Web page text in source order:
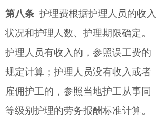
第八条 护理费根据护理人员的收入
状况和护理人数、护理期限确定。
护理人员有收入的，参照误工费的
规定计算；护理人员没有收入或者
雇佣护工的，参照当地护工从事同
等级别护理的劳务报酬标准计算。